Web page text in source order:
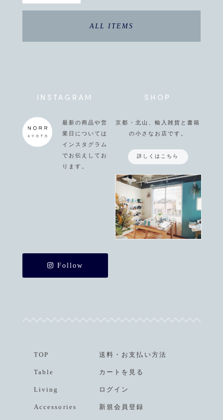
ALL ITEMS
INSTAGRAM
最新の商品や営
業日については
インスタグラム
でお伝えしてお
ります。
Follow
SHOP
京都・北山、輸入雑貨と書籍
の小さなお店です。
詳しくはこちら
TOP
Table
Living
Accessories
送料 ・ お支払い方法
カートを見る
ログイン
新規会員登録